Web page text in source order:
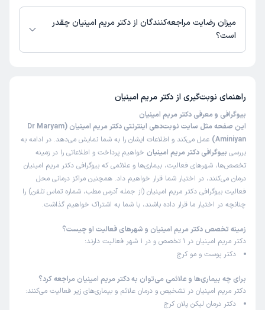
این پزشک را پیشنهاد میکنم
زمان انتظار:
کاربر دکترتو
(
1405/04/25
)
این پزشک را پیشنهاد میکنم
زمان انتظار:15-45 دقیقه
خوب بود
علت مراجعه: درمان بیماری‌های پوستی (مانند اگزما، پسوریازیس، درماتیت)
نگین
این پزشک را پیشنهاد میکنم
زمان انتظار: 0-15 دقیقه
دکتر مریم امینیان از روز شنبه 17 مرداد 1405 بیمار جدید می‌پذیرند.
میزان رضایت مراجعه‌کنندگان از دکتر مریم امینیان چقدر
است؟
راهنمای نوبت‌گیری از دکتر مریم امینیان
بیوگرافی و معرفی دکتر مریم امینیان
این صفحه مثل سایت نوبت‌دهی اینترنتی دکتر مریم امینیان (Dr Maryam
Aminiyan) عمل می‌کند و اطلاعات ایشان را به شما نمایش می‌دهد. در ادامه به
بررسی بیوگرافی دکتر مریم امینیان خواهیم پرداخت و اطلاعاتی را در زمینه
تخصص‌ها، شهرهای فعالیت، بیماری‌ها و علائمی که بیوگرافی دکتر مریم امینیان
درمان می‌کنند، در اختیار شما قرار خواهیم داد. همچنین مراکز درمانی محل
فعالیت بیوگرافی دکتر مریم امینیان (از جمله آدرس مطب، شماره تماس تلفن) را
چنانچه در اختیار ما قرار داده باشند، با شما به اشتراک خواهیم گذاشت.
زمینه تخصص دکتر مریم امینیان و شهرهای فعالیت او چیست؟
دکتر مریم امینیان در 1 تخصص و در 1 شهر فعالیت دارند:
دکتر پوست و مو کرج
برای چه بیماری‌ها و علائمی می‌توان به دکتر مریم امینیان مراجعه کرد؟
دکتر مریم امینیان در تشخیص و درمان علائم و بیماری‌های زیر فعالیت می‌کنند:
دکتر درمان لیکن پلان کرج